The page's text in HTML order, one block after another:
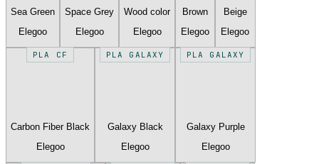
Sea Green
Elegoo
Space Grey
Elegoo
Wood color
Elegoo
Brown
Elegoo
Beige
Elegoo
PLA CF
Carbon Fiber Black
Elegoo
PLA GALAXY
Galaxy Black
Elegoo
PLA GALAXY
Galaxy Purple
Elegoo